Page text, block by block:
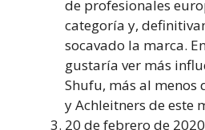
de profesionales
categoría y,
socavado la marca.
gustaría ver más
Shufu, más al menos
y Achleitners de este
20 de febrero de